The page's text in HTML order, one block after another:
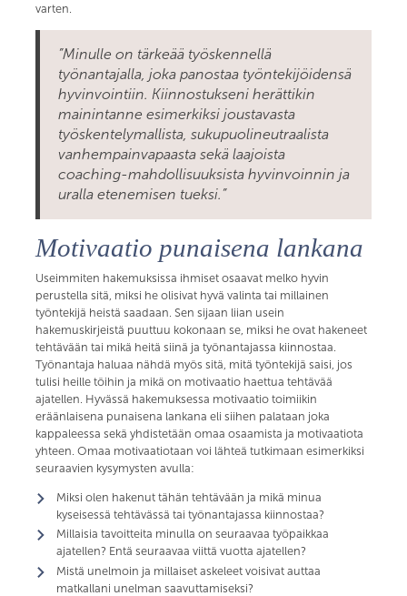
varten.
”Minulle on tärkeää työskennellä
työnantajalla, joka panostaa työntekijöidensä
hyvinvointiin. Kiinnostukseni herättikin
mainintanne esimerkiksi joustavasta
työskentelymallista, sukupuolineutraalista
vanhempainvapaasta sekä laajoista
coaching-mahdollisuuksista hyvinvoinnin ja
uralla etenemisen tueksi.”
Motivaatio punaisena lankana
Useimmiten hakemuksissa ihmiset osaavat melko hyvin
perustella sitä, miksi he olisivat hyvä valinta tai millainen
työntekijä heistä saadaan. Sen sijaan liian usein
hakemuskirjeistä puuttuu kokonaan se, miksi he ovat hakeneet
tehtävään tai mikä heitä siinä ja työnantajassa kiinnostaa.
Työnantaja haluaa nähdä myös sitä, mitä työntekijä saisi, jos
tulisi heille töihin ja mikä on motivaatio haettua tehtävää
ajatellen. Hyvässä hakemuksessa motivaatio toimiikin
eräänlaisena punaisena lankana eli siihen palataan joka
kappaleessa sekä yhdistetään omaa osaamista ja motivaatiota
yhteen. Omaa motivaatiotaan voi lähteä tutkimaan esimerkiksi
seuraavien kysymysten avulla:
Miksi olen hakenut tähän tehtävään ja mikä minua
kyseisessä tehtävässä tai työnantajassa kiinnostaa?
Millaisia tavoitteita minulla on seuraavaa työpaikkaa
ajatellen? Entä seuraavaa viittä vuotta ajatellen?
Mistä unelmoin ja millaiset askeleet voisivat auttaa
matkallani unelman saavuttamiseksi?